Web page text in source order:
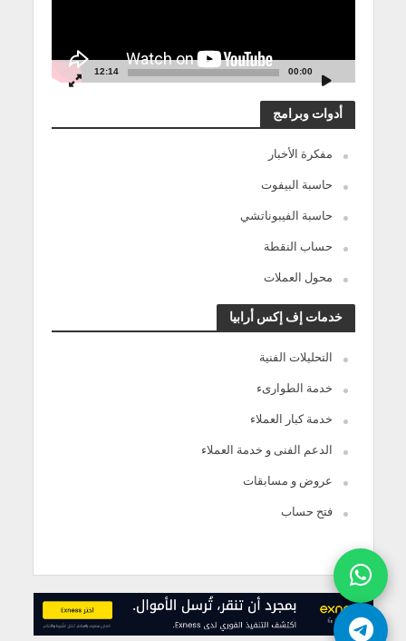
00:00
12:14
أدوات وبرامج
مفكرة الأخبار
حاسبة البيفوت
حاسبة الفيبوناتشي
حساب النقطة
محول العملات
خدمات إف إكس أرابيا
التحليلات الفنية
خدمة الطوارىء
خدمة كبار العملاء
الدعم الفنى و خدمة العملاء
عروض و مسابقات
فتح حساب